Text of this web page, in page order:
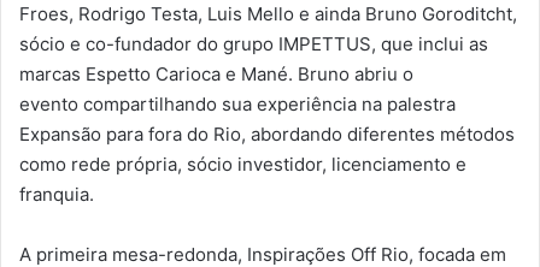
Froes, Rodrigo Testa, Luis Mello e ainda Bruno Goroditcht,
sócio e co-fundador do grupo IMPETTUS, que inclui as
marcas Espetto Carioca e Mané. Bruno abriu o
evento compartilhando sua experiência na palestra
Expansão para fora do Rio, abordando diferentes métodos
como rede própria, sócio investidor, licenciamento e
franquia.
A primeira mesa-redonda, Inspirações Off Rio, focada em